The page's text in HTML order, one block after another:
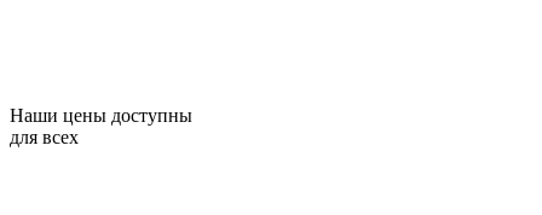
Наши цены доступны
для всех